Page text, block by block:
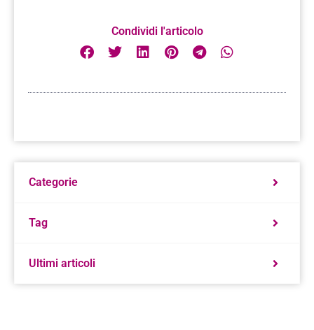
Condividi l'articolo
Categorie
Tag
Ultimi articoli